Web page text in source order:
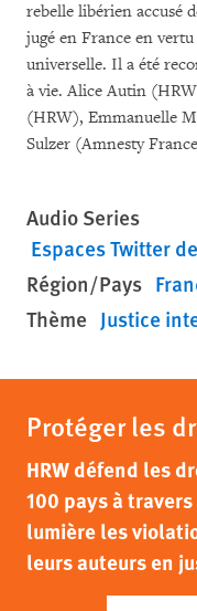
rebelle libérien accusé
jugé en France en
universelle. Il a été
à vie. Alice Autin
(HRW), Emmanuelle
Sulzer (Amnesty
Audio Series
Espaces Twitter
Région/Pays
Thème Justice
Protéger les
HRW défend les
100 pays à
lumière les
leurs auteurs en